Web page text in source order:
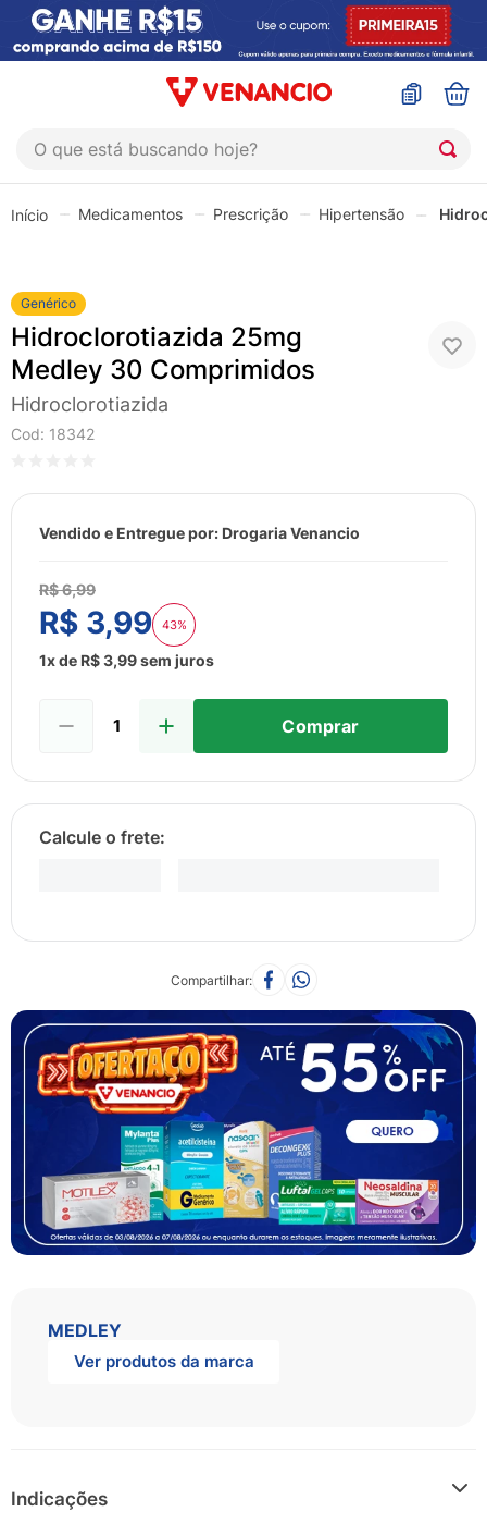
O que está buscando hoje?
Medicamentos Prescrição Hipertensão
Genérico
Hidroclorotiazida 25mg
Medley 30 Comprimidos
Hidroclorotiazida
Cod: 18342
Vendido e Entregue por: Drogaria Venancio
R$6,99
R$ 3,99 43%
1x de R$3,99sem juros
Comprar
Compartilhar
MEDLEY
Ver produtos da marca
Indicações
1º
coristina
4
fly gotas
º
protetor solar
6º
8º
sabonete liquido
9º
lenço umedecido